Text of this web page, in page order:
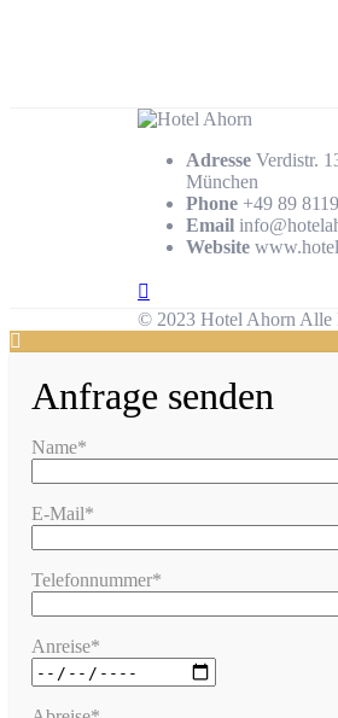
Adresse Verdistr.
München
Phone +49 89
Email
Website
© 2023 Hotel Ahorn Alle
Anfrage senden
Name*
E-Mail*
Telefonnummer*
Anreise*